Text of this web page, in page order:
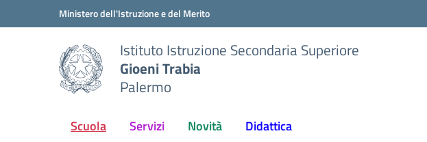
Vai ai contenuti
Vai al menu di navigazioneMinistero dell'Istruzione e del Merito
Istituto Istruzione Secondaria Superiore
Gioeni Trabia
Palermo
Scuola Servizi Novità Didattica